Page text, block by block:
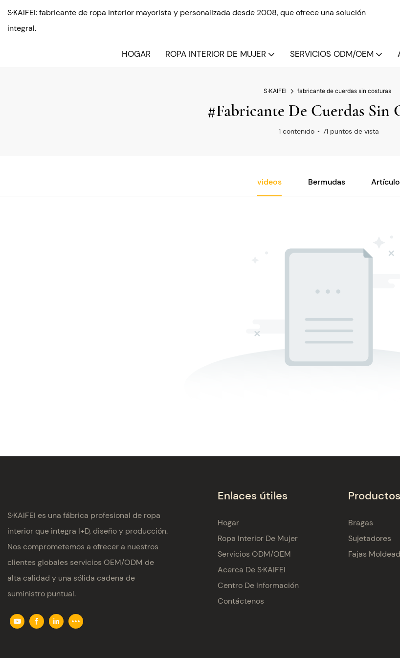
S·KAIFEI: fabricante de ropa interior mayorista y personalizada desde 2008, que ofrece una solución
integral.
HOGAR ROPA INTERIOR DE MUJER SERVICIOS ODM/OEM
S·KAIFEI fabricante de cuerdas sin costuras
#fabricante De Cuerdas Sin
1 contenido 71 puntos de vista
videos Bermudas Artículo
S·KAIFEI es una fábrica profesional de ropa
interior que integra I+D, diseño y producción.
Nos comprometemos a ofrecer a nuestros
clientes globales servicios OEM/ODM de
alta calidad y una sólida cadena de
suministro puntual.
Enlaces útiles
Hogar
Ropa Interior De Mujer
Servicios ODM/OEM
Acerca De S·KAIFEI
Centro De Información
Contáctenos
Productos
Bragas
Sujetadores
Fajas